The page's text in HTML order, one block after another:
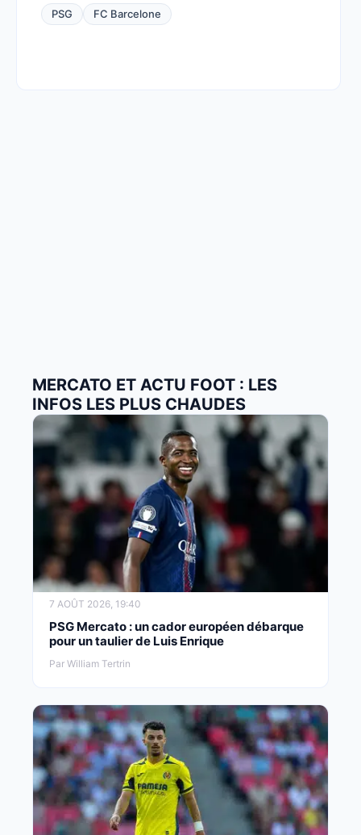
PSG FC Barcelone
MERCATO ET ACTU FOOT : LES
INFOS LES PLUS CHAUDES
7 AOÛT 2026, 19:40
PSG Mercato : un cador européen débarque
pour un taulier de Luis Enrique
Par William Tertrin